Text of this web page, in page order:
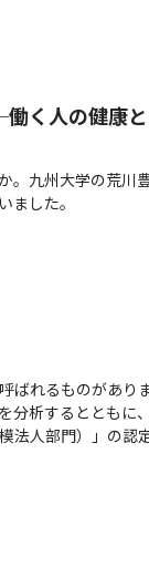
く人の健康
。九州大学の荒川
した。
ばれるものがあり
析するとともに、
法人部門）」の認